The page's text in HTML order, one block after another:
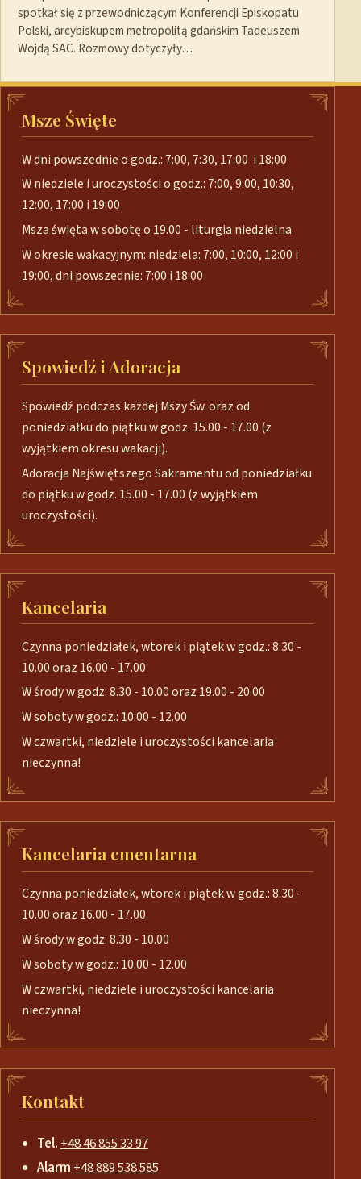
spotkał się z przewodniczącym Konferencji Episkopatu
Polski, arcybiskupem metropolitą gdańskim Tadeuszem
Wojdą SAC. Rozmowy dotyczyły…
Msze Święte
W dni powszednie o godz.: 7:00, 7:30, 17:00 i 18:00
W niedziele i uroczystości o godz.: 7:00, 9:00, 10:30,
12:00, 17:00 i 19:00
Msza święta w sobotę o 19.00 - liturgia niedzielna
W okresie wakacyjnym: niedziela: 7:00, 10:00, 12:00 i
19:00, dni powszednie: 7:00 i 18:00
Spowiedź i Adoracja
Spowiedź podczas każdej Mszy Św. oraz od
poniedziałku do piątku w godz. 15.00 - 17.00 (z
wyjątkiem okresu wakacji).
Adoracja Najświętszego Sakramentu od poniedziałku
do piątku w godz. 15.00 - 17.00 (z wyjątkiem
uroczystości).
Kancelaria
Czynna poniedziałek, wtorek i piątek w godz.: 8.30 -
10.00 oraz 16.00 - 17.00
W środy w godz: 8.30 - 10.00 oraz 19.00 - 20.00
W soboty w godz.: 10.00 - 12.00
W czwartki, niedziele i uroczystości kancelaria
nieczynna!
Kancelaria cmentarna
Czynna poniedziałek, wtorek i piątek w godz.: 8.30 -
10.00 oraz 16.00 - 17.00
W środy w godz: 8.30 - 10.00
W soboty w godz.: 10.00 - 12.00
W czwartki, niedziele i uroczystości kancelaria
nieczynna!
Kontakt
Tel. +48 46 855 33 97
Alarm+48 889 538 585